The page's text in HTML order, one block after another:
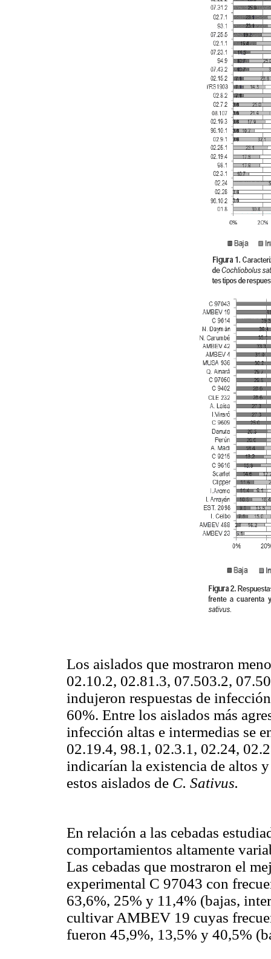
Los aislados que mostraron
02.10.2, 02.81.3, 07.503.2,
indujeron respuestas de
60%. Entre los aislados más
infección altas e intermedias se
02.19.4, 98.1, 02.3.1, 02.24,
indicarían la existencia de altos
estos aislados de C. Sativus.
En relación a las cebadas
comportamientos altamente
Las cebadas que mostraron el
experimental C 97043 con
63,6%, 25% y 11,4% (bajas,
cultivar AMBEV 19 cuyas
fueron 45,9%, 13,5% y 40,5%